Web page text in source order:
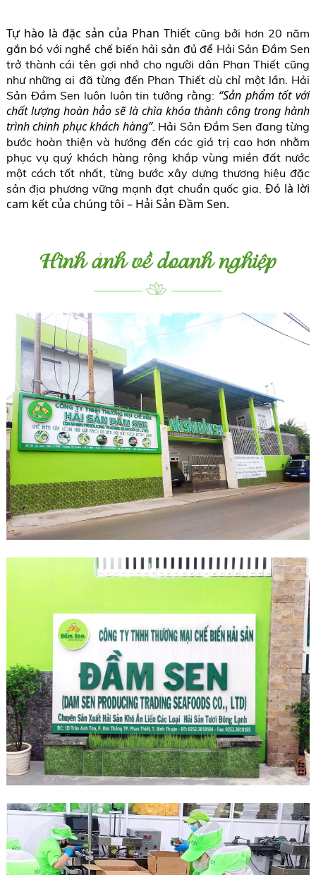
Tự hào là đặc sản của Phan Thiết cũng bởi hơn 20 năm
gắn bó với nghề chế biến hải sản đủ để Hải Sản Đầm Sen
trở thành cái tên gợi nhớ cho người dân Phan Thiết cũng
như những ai đã từng đến Phan Thiết dù chỉ một lần. Hải
Sản Đầm Sen luôn luôn tin tưởng rằng: “Sản phẩm tốt với
chất lượng hoàn hảo sẽ là chìa khóa thành công trong hành
trình chinh phục khách hàng”. Hải Sản Đầm Sen đang từng
bước hoàn thiện và hướng đến các giá trị cao hơn nhằm
phục vụ quý khách hàng rộng khắp vùng miền đất nước
một cách tốt nhất, từng bước xây dựng thương hiệu đặc
sản địa phương vững mạnh đạt chuẩn quốc gia. Đó là lời
cam kết của chúng tôi – Hải Sản Đầm Sen.
Hình ảnh về doanh nghiệp